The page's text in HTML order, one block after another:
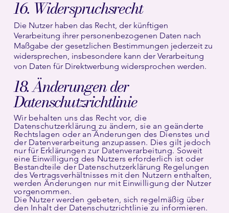
16. Widerspruchsrecht
Die Nutzer haben das Recht, der künftigen
Verarbeitung ihrer personenbezogenen Daten nach
Maßgabe der gesetzlichen Bestimmungen jederzeit zu
widersprechen, insbesondere kann der Verarbeitung
von Daten für Direktwerbung widersprochen werden.
18. Änderungen der
Datenschutzrichtlinie
Wir behalten uns das Recht vor, die
Datenschutzerklärung zu ändern, sie an geänderte
Rechtslagen oder an Änderungen des Dienstes und
der Datenverarbeitung anzupassen. Dies gilt jedoch
nur für Erklärungen zur Datenverarbeitung. Soweit
eine Einwilligung des Nutzers erforderlich ist oder
Bestandteile der Datenschutzerklärung Regelungen
des Vertragsverhältnisses mit den Nutzern enthalten,
werden Änderungen nur mit Einwilligung der Nutzer
vorgenommen.
Die Nutzer werden gebeten, sich regelmäßig über
den Inhalt der Datenschutzrichtlinie zu informieren.